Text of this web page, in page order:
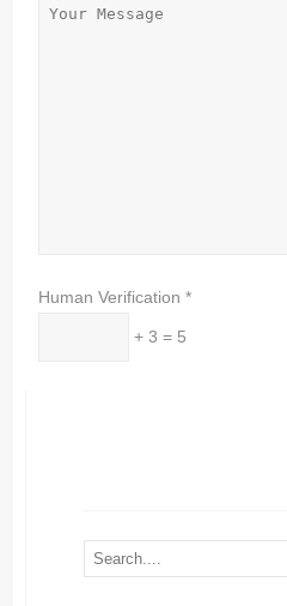
Human Verification *
+ 3 = 5